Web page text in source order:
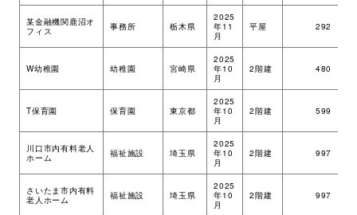
イベントレポート一覧
某金融機関鹿沼オ
フィス
事務所 栃木県
2025
年11
月
平屋 292
W幼稚園 幼稚園 宮崎県
2025
年10
月
2階建 480
T保育園 保育園 東京都
2025
年10
月
2階建 599
川口市内有料老人
ホーム
福祉施設 埼玉県
2025
年10
月
2階建 997
さいたま市内有料
老人ホーム
福祉施設 埼玉県
2025
年10
月
2階建 997